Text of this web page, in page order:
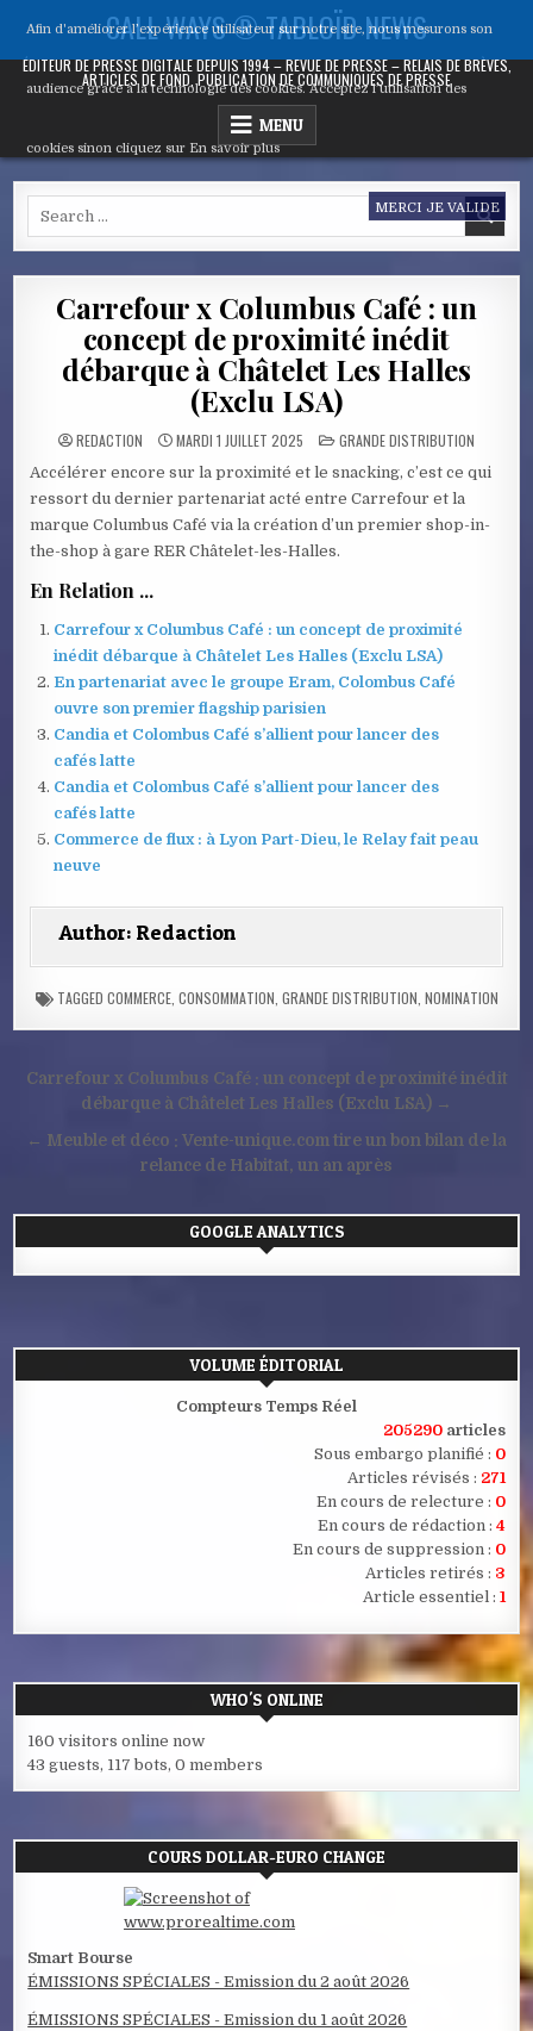
content
CALL WAYS ® TABLOÏD NEWS
ÉDITEUR DE PRESSE DIGITALE DEPUIS 1994 – REVUE DE PRESSE – RELAIS DE BRÈVES,
ARTICLES DE FOND, PUBLICATION DE COMMUNIQUÉS DE PRESSE
MENU
Carrefour x Columbus Café : un
concept de proximité inédit
débarque à Châtelet Les Halles
(Exclu LSA)
REDACTION MARDI 1 JUILLET 2025 POSTED
IN
GRANDE DISTRIBUTION
Accélérer encore sur la proximité et le snacking, c’est ce qui
ressort du dernier partenariat acté entre Carrefour et la
marque Columbus Café via la création d’un premier shop-in-
the-shop à gare RER Châtelet-les-Halles.
En Relation ...
Carrefour x Columbus Café : un concept de proximité
inédit débarque à Châtelet Les Halles (Exclu LSA)
En partenariat avec le groupe Eram, Colombus Café
ouvre son premier flagship parisien
Candia et Colombus Café s’allient pour lancer des
cafés latte
Candia et Colombus Café s’allient pour lancer des
cafés latte
Commerce de flux : à Lyon Part-Dieu, le Relay fait peau
neuve
Author: Redaction
TAGGED COMMERCE, CONSOMMATION GRANDE DISTRIBUTION NOMINATION
Navigation
l’article
Carrefour x Columbus Café : un concept de proximité inédit
débarque à Châtelet Les Halles (Exclu LSA) →
← Meuble et déco : Vente-unique.com tire un bon bilan de la
relance de Habitat, un an après
GOOGLE ANALYTICS
VOLUME ÉDITORIAL
Compteurs Temps Réel
205290 articles
Sous embargo planifié : 0
Articles révisés : 271
En cours de relecture : 0
En cours de rédaction : 4
En cours de suppression : 0
Articles retirés : 3
Article essentiel : 1
WHO'S ONLINE
160 visitors online now
43 guests, 117 bots, 0 members
COURS DOLLAR-EURO CHANGE
Smart Bourse
ÉMISSIONS SPÉCIALES - Emission du 2 août 2026
ÉMISSIONS SPÉCIALES - Emission du 1 août 2026
Afin d'améliorer l’expérience utilisateur sur notre site, nous mesurons son
audience grâce à la technologie des cookies. Acceptez l’utilisation des
cookies sinon cliquez sur En savoir plus
MERCI JE VALIDE